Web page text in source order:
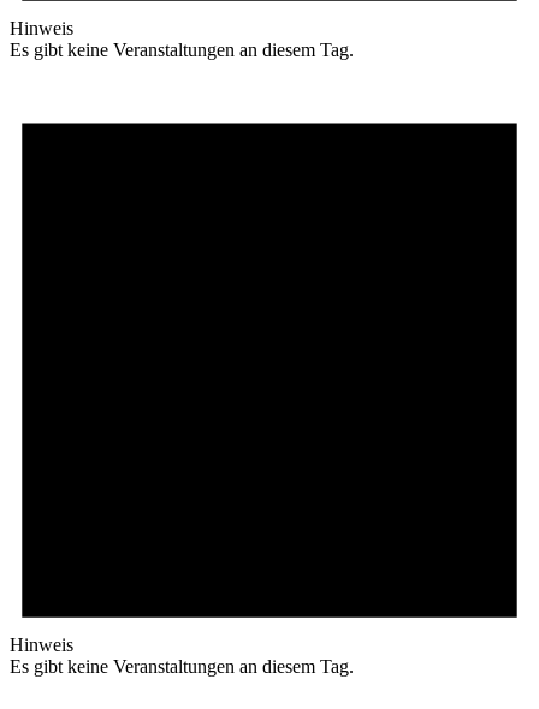
Hinweis
Es gibt keine Veranstaltungen an diesem Tag.
Hinweis
Es gibt keine Veranstaltungen an diesem Tag.